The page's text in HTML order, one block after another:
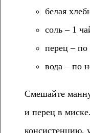
белая
соль – 1
перец – по
вода – по
Смешайте
и перец в
консистенцию,